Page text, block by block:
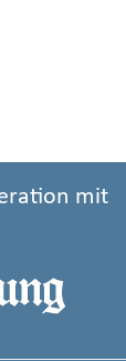
mit